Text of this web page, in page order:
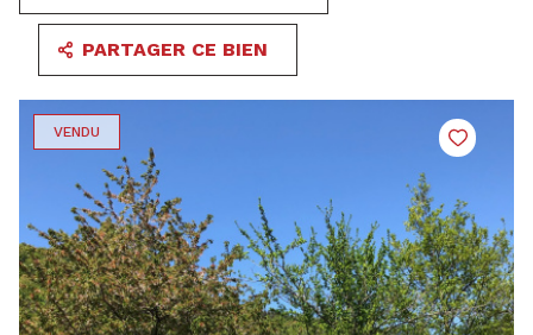
PARTAGER CE BIEN
VENDU